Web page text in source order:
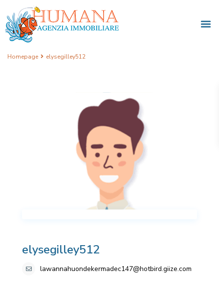
Homepage elysegilley512
elysegilley512
lawannahuondekermadec147@hotbird.giize.com